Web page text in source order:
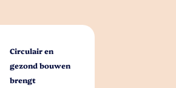
Circulair en
gezond bouwen
brengt